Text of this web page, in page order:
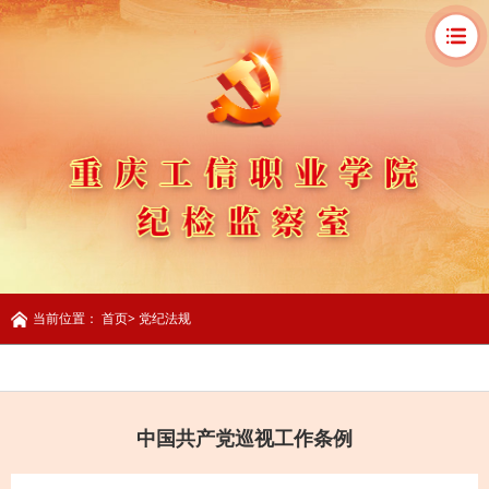
当前位置： 首页>党纪法规
中国共产党巡视工作条例